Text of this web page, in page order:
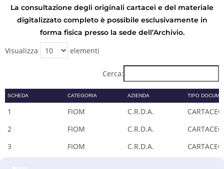
La consultazione degli originali cartacei e del materiale
digitalizzato completo è possibile esclusivamente in
forma fisica presso la sede dell’Archivio.
Visualizza elementi
Cerca:
SCHEDA CATEGORIA AZIENDA TIPO
1 FIOM C.R.D.A.
CARTACEO
2
FIOM C.R.D.A.
CARTACEO
3
FIOM C.R.D.A.
CARTACEO